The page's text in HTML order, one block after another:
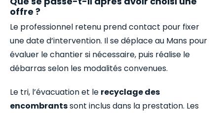
offre ?
Le professionnel retenu prend contact pour fixer
une date d’intervention. Il se déplace au Mans pour
évaluer le chantier si nécessaire, puis réalise le
débarras selon les modalités convenues.
Le tri, l’évacuation et le recyclage des
encombrantssont inclus dans la prestation. Les